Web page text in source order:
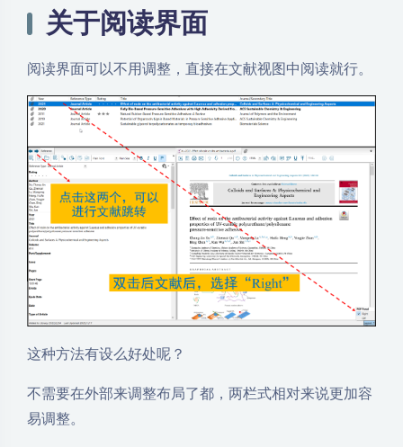
关于阅读界面
阅读界面可以不用调整，直接在文献视图中阅读就行。
这种方法有设么好处呢？
不需要在外部来调整布局了都，两栏式相对来说更加容
易调整。